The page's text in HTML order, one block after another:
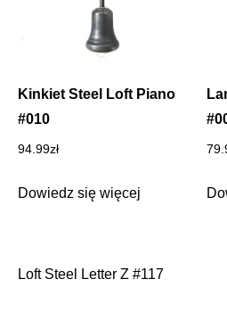
Kinkiet Steel Loft Piano
#010
94.99zł
Dowiedz się więcej
Nawigacja
Loft Steel Letter Z #117